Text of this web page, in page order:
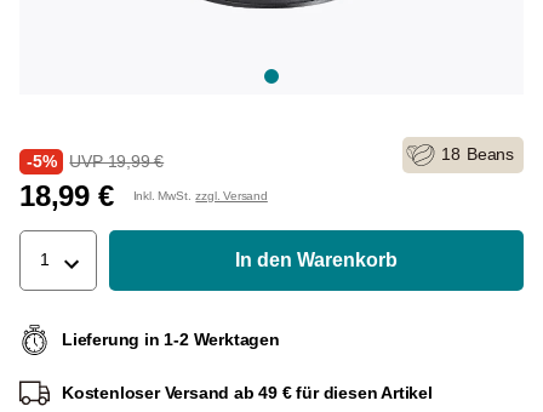
-5% UVP 19,99 €
18,99 € Inkl. MwSt. zzgl. Versand
18 Beans
1 In den Warenkorb
Lieferung in 1-2 Werktagen
Kostenloser Versand ab 49 € für diesen Artikel